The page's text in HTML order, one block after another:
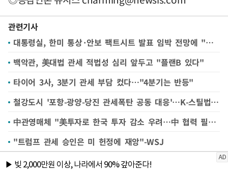
관련기사
대통령실, 한미 통상·안보 팩트시트 발표 임박 전망에 "조금 더 지켜봐야"
백악관, 美대법 관세 적법성 심리 앞두고 "플랜B 있다"
타이어 3사, 3분기 관세 부담 컸다…"4분기는 반등"
철강도시 '포항-광양-당진 관세폭탄 공동 대응'…K-스틸법 제정 촉구
中관영매체 "美투자로 한국 투자 감소 우려…中 협력 필요"
"트럼프 관세 승인은 미 헌정에 재앙"-WSJ